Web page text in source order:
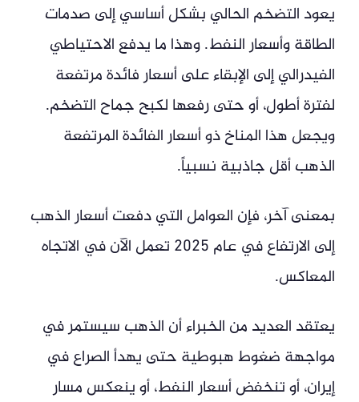
يعود التضخم الحالي بشكل أساسي إلى صدمات
الطاقة وأسعار النفط. وهذا ما يدفع الاحتياطي
الفيدرالي إلى الإبقاء على أسعار فائدة مرتفعة
لفترة أطول، أو حتى رفعها لكبح جماح التضخم.
ويجعل هذا المناخ ذو أسعار الفائدة المرتفعة
الذهب أقل جاذبية نسبياً.
بمعنى آخر، فإن العوامل التي دفعت أسعار الذهب
إلى الارتفاع في عام 2025 تعمل الآن في الاتجاه
المعاكس.
يعتقد العديد من الخبراء أن الذهب سيستمر في
مواجهة ضغوط هبوطية حتى يهدأ الصراع في
إيران، أو تنخفض أسعار النفط، أو ينعكس مسار